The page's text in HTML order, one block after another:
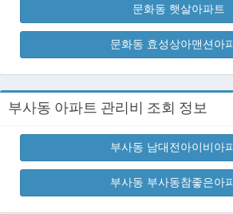
문화동 햇살아파트
문화동 효성상아맨션아
부사동 아파트 관리비 조회 정보
부사동 남대전아이비아
부사동 부사동참좋은아